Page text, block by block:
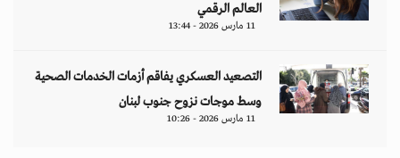
العالم الرقمي
11 مارس 2026 - 13:44
التصعيد العسكري يفاقم أزمات الخدمات الصحية
وسط موجات نزوح جنوب لبنان
11 مارس 2026 - 10:26